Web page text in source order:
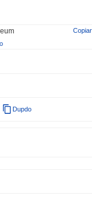
Copiar
Dupdo